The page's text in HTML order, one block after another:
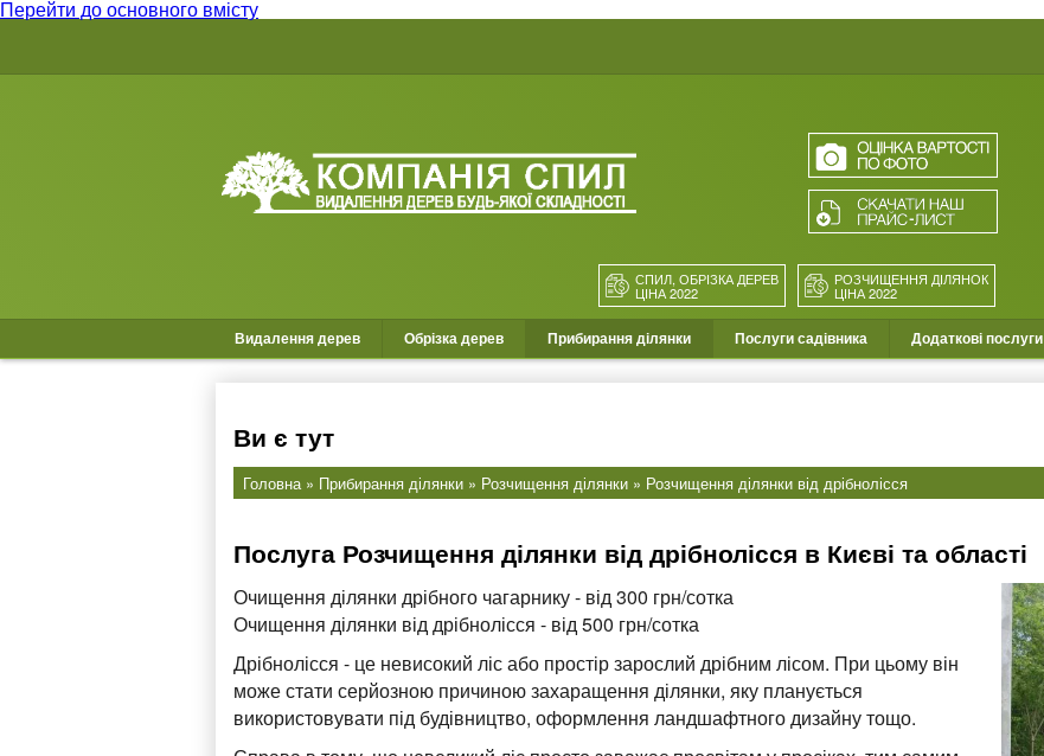
Перейти до основного вмісту
СПИЛ, ОБРІЗКА ДЕРЕВ
ЦІНА 2022
РОЗЧИЩЕННЯ ДІЛЯНОК
ЦІНА 2022
Видалення дерев Обрізка дерев Прибирання ділянки Послуги садівника Додаткові послуги
Ви є тут
Головна» Прибирання ділянки» Розчищення ділянки» Розчищення ділянки від дрібнолісся
Послуга Розчищення ділянки від дрібнолісся в Києві та області
Очищення ділянки дрібного чагарнику - від 300 грн/сотка
Очищення ділянки від дрібнолісся - від 500 грн/сотка
Дрібнолісся - це невисокий ліс або простір зарослий дрібним лісом. При цьому він
може стати серйозною причиною захаращення ділянки, яку планується
використовувати під будівництво, оформлення ландшафтного дизайну тощо.